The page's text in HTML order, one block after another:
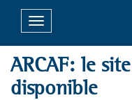
Toggle
navigation
ARCAF: le
disponible